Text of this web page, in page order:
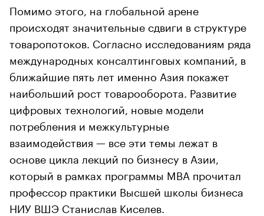
Помимо этого, на глобальной арене
происходят значительные сдвиги в структуре
товаропотоков. Согласно исследованиям ряда
международных консалтинговых компаний, в
ближайшие пять лет именно Азия покажет
наибольший рост товарооборота. Развитие
цифровых технологий, новые модели
потребления и межкультурные
взаимодействия — все эти темы лежат в
основе цикла лекций по бизнесу в Азии,
который в рамках программы MBA прочитал
профессор практики Высшей школы бизнеса
НИУ ВШЭ Станислав Киселев.